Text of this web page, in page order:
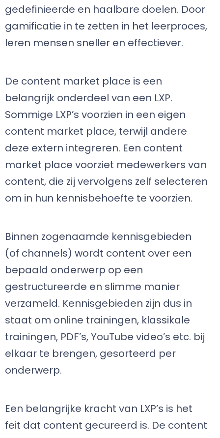
gedefinieerde en haalbare doelen. Door
gamificatie in te zetten in het leerproces,
leren mensen sneller en effectiever.
De content market place is een
belangrijk onderdeel van een LXP.
Sommige LXP’s voorzien in een eigen
content market place, terwijl andere
deze extern integreren. Een content
market place voorziet medewerkers van
content, die zij vervolgens zelf selecteren
om in hun kennisbehoefte te voorzien.
Binnen zogenaamde kennisgebieden
(of channels) wordt content over een
bepaald onderwerp op een
gestructureerde en slimme manier
verzameld. Kennisgebieden zijn dus in
staat om online trainingen, klassikale
trainingen, PDF’s, YouTube video’s etc. bij
elkaar te brengen, gesorteerd per
onderwerp.
Een belangrijke kracht van LXP’s is het
feit dat content gecureerd is. De content